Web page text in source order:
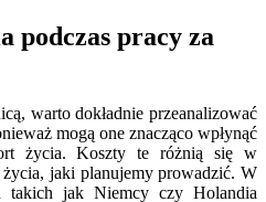
podczas pracy za
warto dokładnie przeanalizować
mogą one znacząco wpłynąć
życia. Koszty te różnią się w
jaki planujemy prowadzić. W
takich jak Niemcy czy Holandia